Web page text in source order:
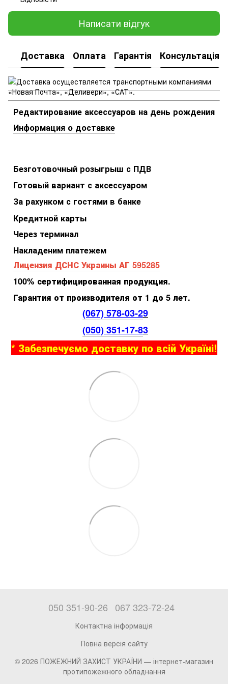
Написати відгук
Доставка Оплата Гарантія Консультація
Редактирование аксессуаров на день рождения
Информация о доставке
Безготовочный розыгрыш с ПДВ
Готовый вариант с аксессуаром
За рахунком с гостями в банке
Кредитной карты
Через терминал
Накладеним платежем
Лицензия ДСНС Украины АГ 595285
100% сертифицированная продукция.
Гарантия от производителя от 1 до 5 лет.
(067) 578-03-29
(050) 351-17-83
* Забезпечуємо доставку по всій Україні!
050 351-90-26 067 323-72-24
Контактна інформація
Повна версія сайту
© 2026 ПОЖЕЖНИЙ ЗАХИСТ УКРАЇНИ — інтернет-магазин
протипожежного обладнання